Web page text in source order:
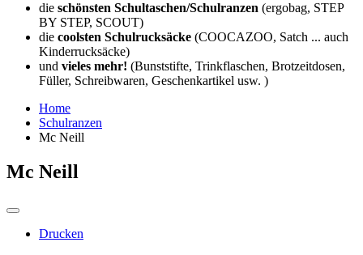
die schönsten Schultaschen/Schulranzen (ergobag, STEP
BY STEP, SCOUT)
die coolsten Schulrucksäcke (COOCAZOO, Satch ... auch
Kinderrucksäcke)
und vieles mehr! (Bunststifte, Trinkflaschen, Brotzeitdosen,
Füller, Schreibwaren, Geschenkartikel usw. )
Home
Schulranzen
Mc Neill
Mc Neill
Drucken